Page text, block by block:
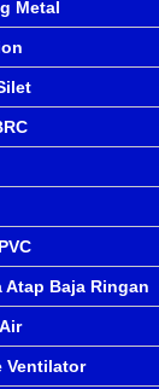
Metal
Atap Baja Ringan
Ventilator